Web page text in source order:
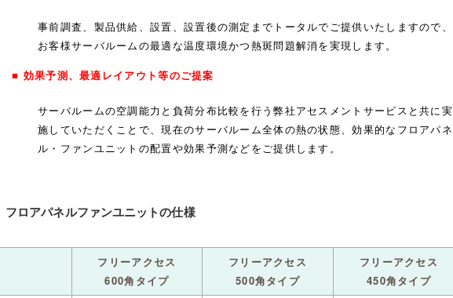
事前調査、製品供給、設置、設置後の測定までトータルでご提供いたしますので、
お客様サーバルームの最適な温度環境かつ熱斑問題解消を実現します。
■ 効果予測、最適レイアウト等のご提案
サーバルームの空調能力と負荷分布比較を行う弊社アセスメントサービスと共に実
施していただくことで、現在のサーバルーム全体の熱の状態、効果的なフロアパネ
ル・ファンユニットの配置や効果予測などをご提供します。
フロアパネルファンユニットの仕様
フリーアクセス
600角タイプ
フリーアクセス
500角タイプ
フリーアクセス
450角タイプ